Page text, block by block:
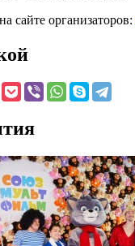
сайте организаторов: